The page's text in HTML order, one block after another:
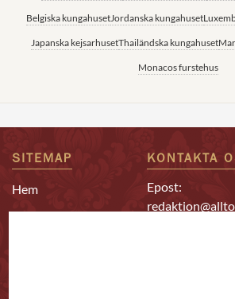
Belgiska kungahusetJordanska kungahuset
Japanska kejsarhusetThailändska kungahuset
Monacos furstehus
SITEMAP
Hem
Kungafamiljen
KONTAKTA
Epost: